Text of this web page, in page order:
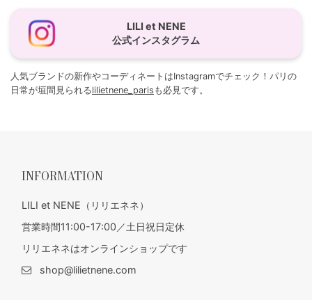
LILI et NENE
公式インスタグラム
人気ブランドの新作やコーディネートはInstagramでチェック！パリの
日常が垣間見られるlilietnene_paris も必見です。
INFORMATION
LILI et NENE（リリエネネ）
営業時間11:00-17:00／土日祝日定休
リリエネネはオンラインショップです
shop@lilietnene.com